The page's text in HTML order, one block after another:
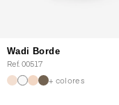
Wadi Borde
Ref. 00517
+ colores